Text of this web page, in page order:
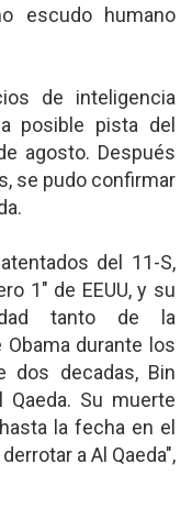
escudo humano
de inteligencia
posible pista del
agosto. Después
se pudo confirmar
del 11-S,
1" de EEUU, y su
tanto de la
durante los
dos decadas, Bin
Su muerte
la fecha en el
a Al Qaeda",